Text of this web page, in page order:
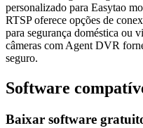
personalizado para Easytao
RTSP oferece opções de
para segurança doméstica ou
câmeras com Agent DVR
seguro.
Software
Baixar software